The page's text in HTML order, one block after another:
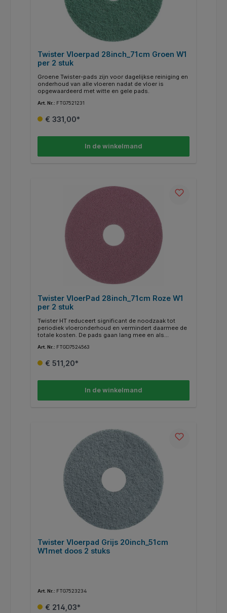
Twister Vloerpad 28inch_71cm Groen W1
per 2 stuk
Groene Twister-pads zijn voor dagelijkse reiniging en
onderhoud van alle vloeren nadat de vloer is
opgewaardeerd met witte en gele pads.
Art. Nr.: FTG7521231
€ 331,00*
In de winkelmand
Twister VloerPad 28inch_71cm Roze W1
per 2 stuk
Twister HT reduceert significant de noodzaak tot
periodiek vloeronderhoud en vermindert daarmee de
totale kosten. De pads gaan lang mee en als
in een schone stralende en gepolijste oppervlakte .
voor en dagelijkse reiniging en dieptereiniging in
Art. Nr.: FTGD7524563
€ 511,20*
In de winkelmand
Twister Vloerpad Grijs 20inch_51cm
W1met doos 2 stuks
Art. Nr.: FTG7523234
€ 214,03*